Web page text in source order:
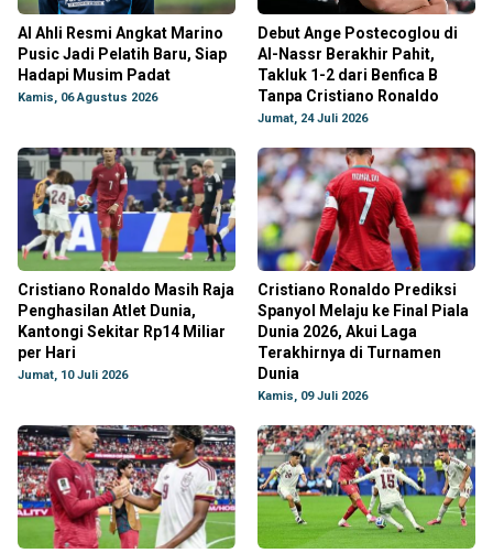
Al Ahli Resmi Angkat Marino
Pusic Jadi Pelatih Baru, Siap
Hadapi Musim Padat
Kamis, 06 Agustus 2026
Debut Ange Postecoglou di
Al-Nassr Berakhir Pahit,
Takluk 1-2 dari Benfica B
Tanpa Cristiano Ronaldo
Jumat, 24 Juli 2026
Cristiano Ronaldo Masih Raja
Penghasilan Atlet Dunia,
Kantongi Sekitar Rp14 Miliar
per Hari
Jumat, 10 Juli 2026
Cristiano Ronaldo Prediksi
Spanyol Melaju ke Final Piala
Dunia 2026, Akui Laga
Terakhirnya di Turnamen
Dunia
Kamis, 09 Juli 2026